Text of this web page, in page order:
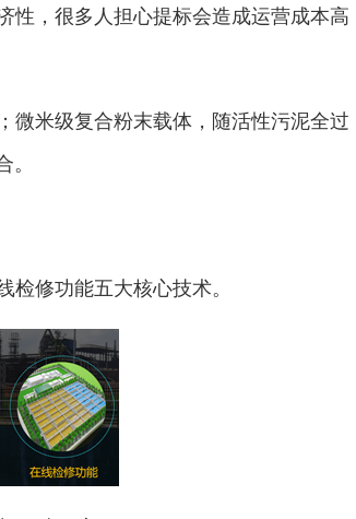
性，很多人担心提标会造成运营成本高
米级复合粉末载体，随活性污泥全过
修功能五大核心技术。